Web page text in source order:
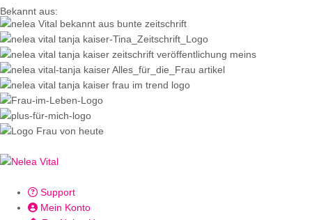
Bekannt aus:
Support
Mein Konto